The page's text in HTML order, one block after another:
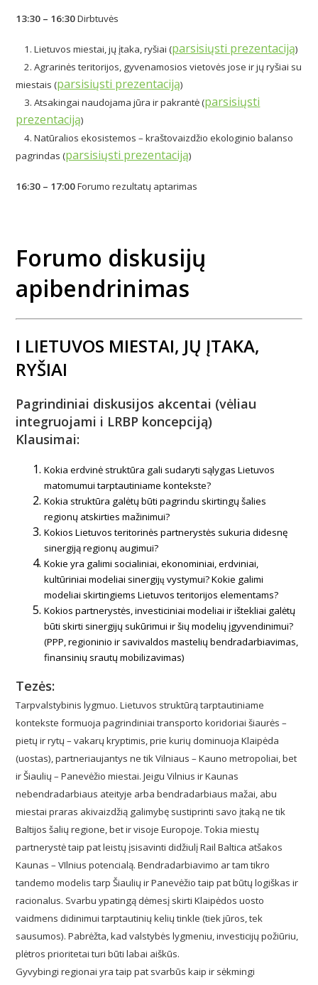
13:30 – 16:30Dirbtuvės
1. Lietuvos miestai, jų įtaka, ryšiai (parsisiųsti prezentaciją)
2. Agrarinės teritorijos, gyvenamosios vietovės jose ir jų ryšiai su
miestais (parsisiųsti prezentaciją)
3. Atsakingai naudojama jūra ir pakrantė (parsisiųsti
prezentaciją)
4. Natūralios ekosistemos – kraštovaizdžio ekologinio balanso
pagrindas (parsisiųsti prezentaciją)
16:30 – 17:00Forumo rezultatų aptarimas
Forumo diskusijų
apibendrinimas
I LIETUVOS MIESTAI, JŲ ĮTAKA,
RYŠIAI
Pagrindiniai diskusijos akcentai (vėliau
integruojami i LRBP koncepciją)
Klausimai:
Kokia erdvinė struktūra gali sudaryti sąlygas Lietuvos
matomumui tarptautiniame kontekste?
Kokia struktūra galėtų būti pagrindu skirtingų šalies
regionų atskirties mažinimui?
Kokios Lietuvos teritorinės partnerystės sukuria didesnę
sinergiją regionų augimui?
Kokie yra galimi socialiniai, ekonominiai, erdviniai,
kultūriniai modeliai sinergijų vystymui? Kokie galimi
modeliai skirtingiems Lietuvos teritorijos elementams?
Kokios partnerystės, investiciniai modeliai ir ištekliai galėtų
būti skirti sinergijų sukūrimui ir šių modelių įgyvendinimui?
(PPP, regioninio ir savivaldos mastelių bendradarbiavimas,
finansinių srautų mobilizavimas)
Tezės:
Tarpvalstybinis lygmuo. Lietuvos struktūrą tarptautiniame
kontekste formuoja pagrindiniai transporto koridoriai šiaurės –
pietų ir rytų – vakarų kryptimis, prie kurių dominuoja Klaipėda
(uostas), partneriaujantys ne tik Vilniaus – Kauno metropoliai, bet
ir Šiaulių – Panevėžio miestai. Jeigu Vilnius ir Kaunas
nebendradarbiaus ateityje arba bendradarbiaus mažai, abu
miestai praras akivaizdžią galimybę sustiprinti savo įtaką ne tik
Baltijos šalių regione, bet ir visoje Europoje. Tokia miestų
partnerystė taip pat leistų įsisavinti didžiulį Rail Baltica atšakos
Kaunas – VIlnius potencialą. Bendradarbiavimo ar tam tikro
tandemo modelis tarp Šiaulių ir Panevėžio taip pat būtų logiškas ir
racionalus. Svarbu ypatingą dėmesį skirti Klaipėdos uosto
vaidmens didinimui tarptautinių kelių tinkle (tiek jūros, tek
sausumos). Pabrėžta, kad valstybės lygmeniu, investicijų požiūriu,
plėtros prioritetai turi būti labai aiškūs.
Gyvybingi regionai yra taip pat svarbūs kaip ir sėkmingi